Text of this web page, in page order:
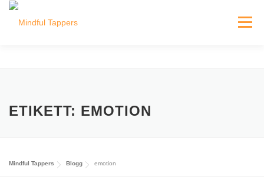
Hoppa
Meny
INLOGGNING FÖR TAPPERS
ETIKETT: EMOTION
Mindful Tappers Blogg emotion